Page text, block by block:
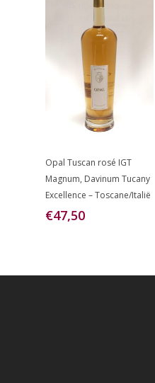
Toevoegen
Aan
Winkelwagen
Opal Tuscan rosé IGT
Magnum, Davinum Tucany
Excellence – Toscane/Italië
€47,50